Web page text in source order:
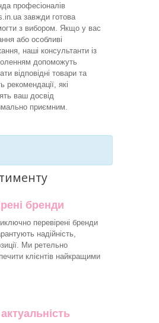
професіоналів
завжди готова
з вибором. Якщо у вас
або особливі
наші консультанти із
допоможуть
відповідні товари та
рекомендації, які
ваш досвід
приємним.
бренди
перевірені бренди
надійність,
Ми ретельно
клієнтів найкращими